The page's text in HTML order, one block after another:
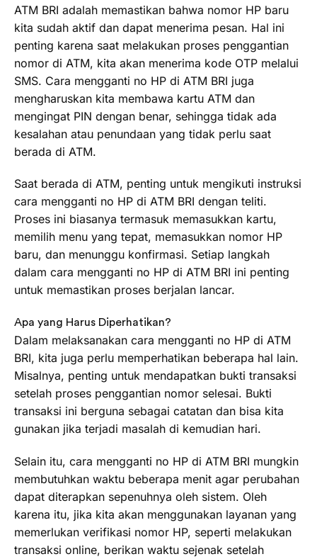
ATM BRI adalah memastikan bahwa nomor HP baru
kita sudah aktif dan dapat menerima pesan. Hal ini
penting karena saat melakukan proses penggantian
nomor di ATM, kita akan menerima kode OTP melalui
SMS. Cara mengganti no HP di ATM BRI juga
mengharuskan kita membawa kartu ATM dan
mengingat PIN dengan benar, sehingga tidak ada
kesalahan atau penundaan yang tidak perlu saat
berada di ATM.
Saat berada di ATM, penting untuk mengikuti instruksi
cara mengganti no HP di ATM BRI dengan teliti.
Proses ini biasanya termasuk memasukkan kartu,
memilih menu yang tepat, memasukkan nomor HP
baru, dan menunggu konfirmasi. Setiap langkah
dalam cara mengganti no HP di ATM BRI ini penting
untuk memastikan proses berjalan lancar.
Apa yang Harus Diperhatikan?
Dalam melaksanakan cara mengganti no HP di ATM
BRI, kita juga perlu memperhatikan beberapa hal lain.
Misalnya, penting untuk mendapatkan bukti transaksi
setelah proses penggantian nomor selesai. Bukti
transaksi ini berguna sebagai catatan dan bisa kita
gunakan jika terjadi masalah di kemudian hari.
Selain itu, cara mengganti no HP di ATM BRI mungkin
membutuhkan waktu beberapa menit agar perubahan
dapat diterapkan sepenuhnya oleh sistem. Oleh
karena itu, jika kita akan menggunakan layanan yang
memerlukan verifikasi nomor HP, seperti melakukan
transaksi online, berikan waktu sejenak setelah